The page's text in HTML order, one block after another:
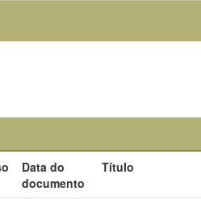
Data do
documento
Título